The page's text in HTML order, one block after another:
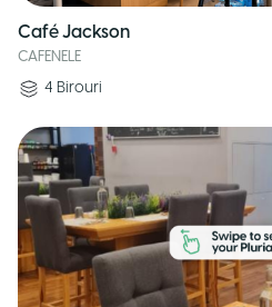
Café Jackson
CAFENELE
4 Birouri